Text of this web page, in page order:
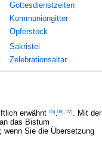
Gottesdienstzeiten
Kommuniongitter
Opferstock
Sakristei
Zelebrationsaltar
erwähnt 05) 08), 22)
. Mit der
das Bistum
wenn Sie die Übersetzung